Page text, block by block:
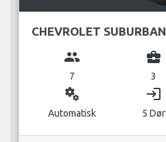
CHEVROLET SUBURBAN
group
7
business_center
3
miscellaneous_services
Automatisk
login
5 Dør